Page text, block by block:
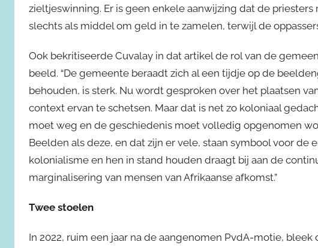
zieltjeswinning. Er is geen enkele aanwijzing dat de
slechts als middel om geld in te zamelen, terwijl de
Ook bekritiseerde Cuvalay in dat artikel de rol van de
beeld. “De gemeente beraadt zich al een tijdje op de
behouden, is sterk. Nu wordt gesproken over het plaatsen
context ervan te schetsen. Maar dat is net zo koloniaal
moet weg en de geschiedenis moet volledig opgenomen
Beelden als deze, en dat zijn er vele, staan symbool voor de
kolonialisme en hen in stand houden draagt bij aan de
marginalisering van mensen van Afrikaanse afkomst.”
Twee stoelen
In 2022, ruim een jaar na de aangenomen PvdA-motie,